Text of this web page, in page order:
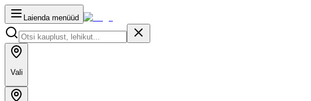
Laienda menüüd
Vali